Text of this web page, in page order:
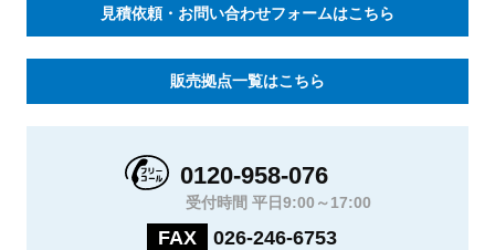
見積依頼・お問い合わせフォームはこちら
販売拠点一覧はこちら
0120-958-076
受付時間 平日9:00～17:00
FAX 026-246-6753